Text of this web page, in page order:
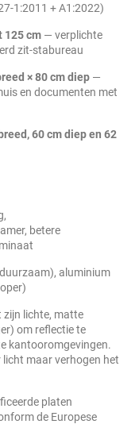
1:2011 + A1:2022)
125 cm — verplichte
zit-stabureau
× 80 cm diep —
en documenten met
60 cm diep en 62
betere
aluminium
lichte, matte
om reflectie te
kantooromgevingen.
licht maar verhogen het
platen
de Europese